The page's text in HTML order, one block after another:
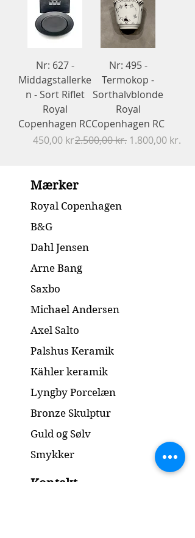
Nr: 627 -
Middagstallerke
n - Sort Riflet
Royal
Copenhagen RC
Pris
450,00 kr.
Nr: 495 -
Termokop -
Sorthalvblonde
Royal
Copenhagen RC
Regulær pris
2.500,00 kr. Salgspris
1.800,00 kr.
Mærker
Royal Copenhagen
B&G
Dahl Jensen
Arne Bang
Saxbo
Michael Andersen
Axel Salto
Palshus Keramik
Kähler keramik
Lyngby Porcelæn
Bronze Skulptur
Guld og Sølv
Smykker
Kontakt